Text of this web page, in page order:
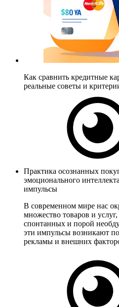
Как сравнить кредитные
реальные советы и
Практика осознанных
эмоционального
импульсы
В современном мире нас
множество товаров и услуг,
спонтанных и порой
эти импульсы возникают
рекламы и внешних